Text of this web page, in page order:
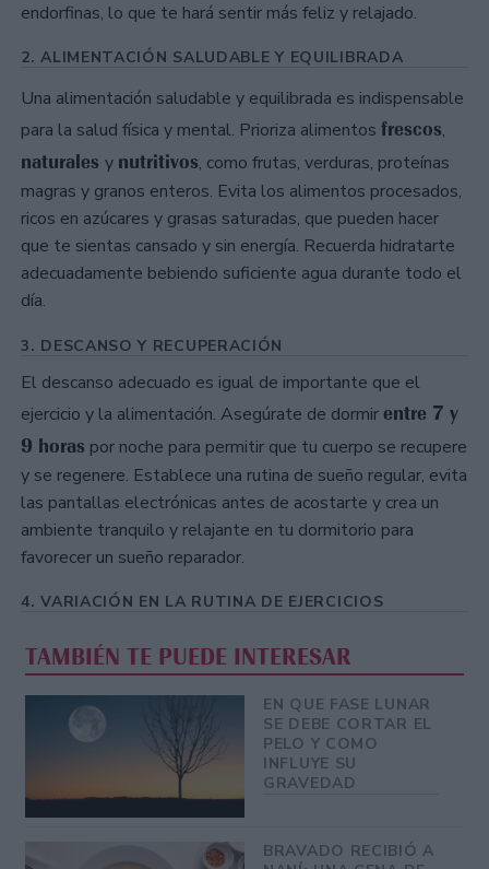
endorfinas, lo que te hará sentir más feliz y relajado.
2. ALIMENTACIÓN SALUDABLE Y EQUILIBRADA
Una alimentación saludable y equilibrada es indispensable
para la salud física y mental. Prioriza alimentos frescos,
naturales y nutritivos, como frutas, verduras, proteínas
magras y granos enteros. Evita los alimentos procesados,
ricos en azúcares y grasas saturadas, que pueden hacer
que te sientas cansado y sin energía. Recuerda hidratarte
adecuadamente bebiendo suficiente agua durante todo el
día.
3. DESCANSO Y RECUPERACIÓN
El descanso adecuado es igual de importante que el
ejercicio y la alimentación. Asegúrate de dormirentre 7 y
9 horas por noche para permitir que tu cuerpo se recupere
y se regenere. Establece una rutina de sueño regular, evita
las pantallas electrónicas antes de acostarte y crea un
ambiente tranquilo y relajante en tu dormitorio para
favorecer un sueño reparador.
4. VARIACIÓN EN LA RUTINA DE EJERCICIOS
TAMBIÉN TE PUEDE INTERESAR
EN QUE FASE LUNAR
SE DEBE CORTAR EL
PELO Y COMO
INFLUYE SU
GRAVEDAD
BRAVADO RECIBIÓ A